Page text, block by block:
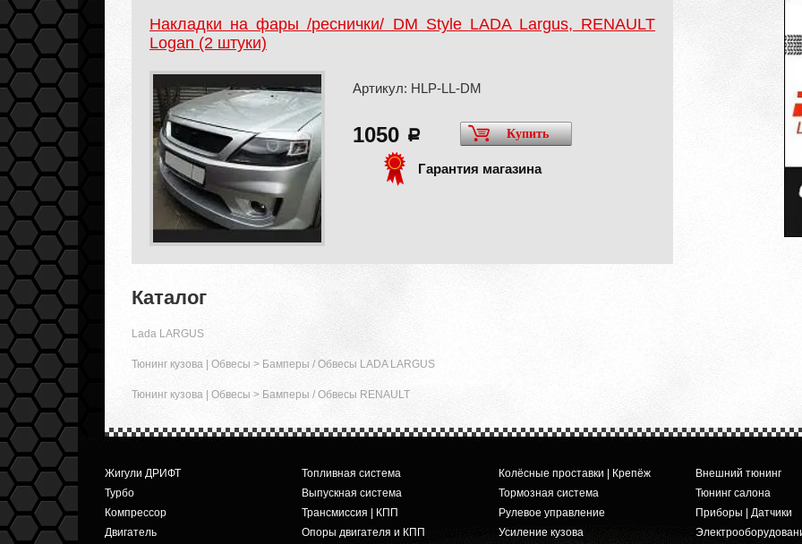
Накладки на фары /реснички/ DM Style LADA Largus, RENAULT
Logan (2 штуки)
Артикул: HLP-LL-DM
1050 a Купить
Гарантия магазина
Каталог
Lada LARGUS
Тюнинг кузова | Обвесы > Бамперы / Обвесы LADA LARGUS
Тюнинг кузова | Обвесы > Бамперы / Обвесы RENAULT
Жигули ДРИФТ
Турбо
Компрессор
Двигатель
Топливная система
Выпускная система
Трансмиссия | КПП
Опоры двигателя и КПП
Колёсные проставки | Крепёж
Тормозная система
Рулевое управление
Усиление кузова
Внешний тюнинг
Тюнинг салона
Приборы | Датчики